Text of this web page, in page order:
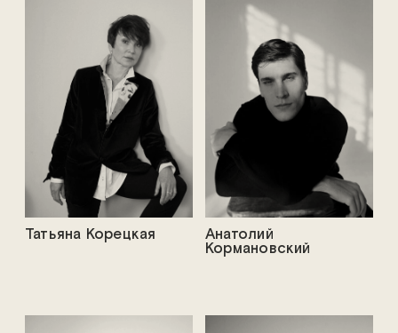
Татьяна Корецкая Анатолий
Кормановский